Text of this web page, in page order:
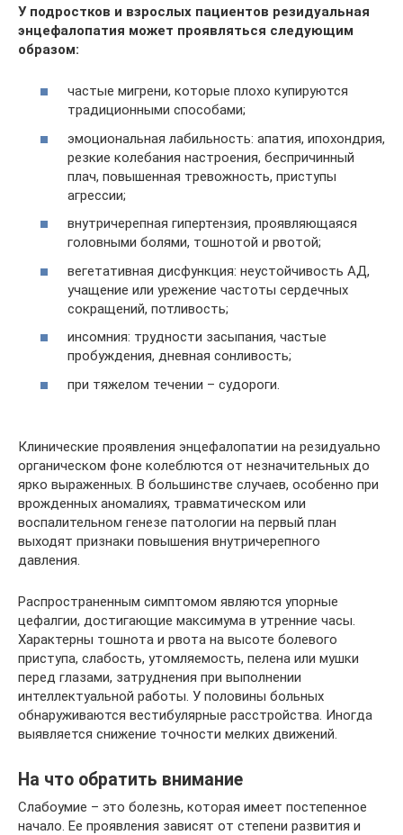
У подростков и взрослых пациентов резидуальная
энцефалопатия может проявляться следующим
образом:
частые мигрени, которые плохо купируются
традиционными способами;
эмоциональная лабильность: апатия, ипохондрия,
резкие колебания настроения, беспричинный
плач, повышенная тревожность, приступы
агрессии;
внутричерепная гипертензия, проявляющаяся
головными болями, тошнотой и рвотой;
вегетативная дисфункция: неустойчивость АД,
учащение или урежение частоты сердечных
сокращений, потливость;
инсомния: трудности засыпания, частые
пробуждения, дневная сонливость;
при тяжелом течении – судороги.
Клинические проявления энцефалопатии на резидуально
органическом фоне колеблются от незначительных до
ярко выраженных. В большинстве случаев, особенно при
врожденных аномалиях, травматическом или
воспалительном генезе патологии на первый план
выходят признаки повышения внутричерепного
давления.
Распространенным симптомом являются упорные
цефалгии, достигающие максимума в утренние часы.
Характерны тошнота и рвота на высоте болевого
приступа, слабость, утомляемость, пелена или мушки
перед глазами, затруднения при выполнении
интеллектуальной работы. У половины больных
обнаруживаются вестибулярные расстройства. Иногда
выявляется снижение точности мелких движений.
На что обратить внимание
Слабоумие – это болезнь, которая имеет постепенное
начало. Ее проявления зависят от степени развития и